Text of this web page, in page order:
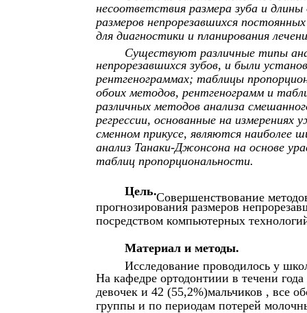
несоответствия размера зуба и
размеров непрорезавшихся
для диагностики и планирования
Существуют различные типы
непрорезавшихся зубов, и были
рентгенограммах; таблицы
обоих методов, рентгенограмм и
различных методов анализа
регрессии, основанные на измерениях
сменном прикусе, являются наиболее
анализ Танаки-Джонсона на основе
таблиц пропорциональности.
Цель.Совершенствование
прогнозирования размеров
посредством компьютерных
Материал и методы.
Исследование проводилось у
На кафедре ортодонтиии в течени
девочек и 42 (55,2%)мальчиков , все
группы и по периодам потерей